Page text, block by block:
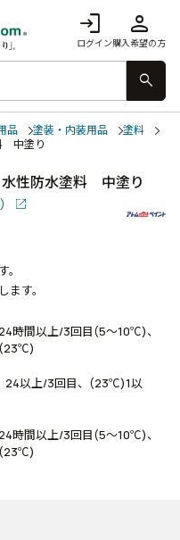
login
ログイン
person
購入希望の方
search
品 塗装・内装用品
塗料
中塗り
性防水塗料 中塗り
す。
時間以上/3回目(5～10℃)、
(23℃)
24以上/3回目、(23℃)1以
時間以上/3回目(5～10℃)、
(23℃)